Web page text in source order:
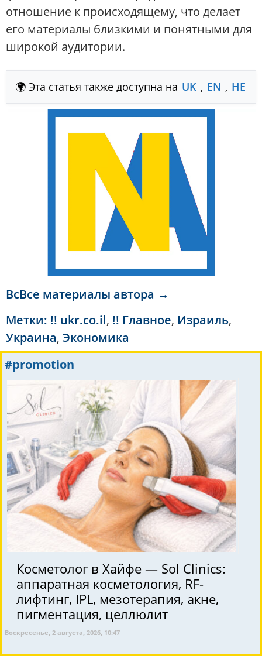
отношение к происходящему, что делает
его материалы близкими и понятными для
широкой аудитории.
🌍 Эта статья также доступна на UK , EN , HE
ВсВсе материалы автора →
Метки: !! ukr.co.il, !! Главное, Израиль,
Украина, Экономика
#promotion
Косметолог в Хайфе — Sol Clinics:
аппаратная косметология, RF-
лифтинг, IPL, мезотерапия, акне,
пигментация, целлюлит
Воскресенье, 2 августа, 2026, 10:47